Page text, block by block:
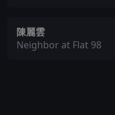
陳麗雲
Neighbor at Flat 98